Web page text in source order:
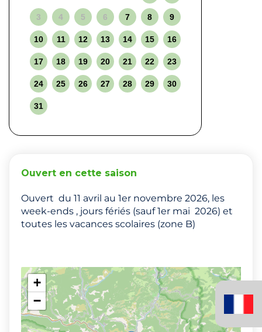
3 4 5 6 7 8 9
10 11 12 13 14 15 16
17 18 19 20 21 22 23
24 25 26 27 28 29 30
31
Ouvert en cette saison
Ouvert du 11 avril au 1er novembre 2026, les
week-ends , jours fériés (sauf 1er mai 2026) et
toutes les vacances scolaires (zone B)
+
−